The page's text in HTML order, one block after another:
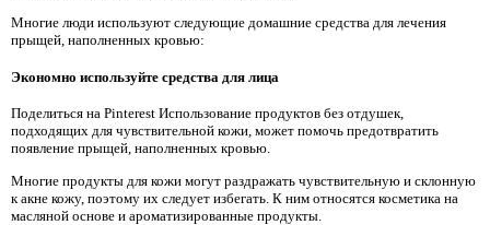
Многие люди используют следующие домашние средства для лечения
прыщей, наполненных кровью:
Экономно используйте средства для лица
Поделиться на Pinterest Использование продуктов без отдушек,
подходящих для чувствительной кожи, может помочь предотвратить
появление прыщей, наполненных кровью.
Многие продукты для кожи могут раздражать чувствительную и склонную
к акне кожу, поэтому их следует избегать. К ним относятся косметика на
масляной основе и ароматизированные продукты.